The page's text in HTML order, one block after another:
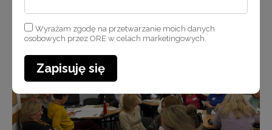
Wyrażam zgodę na przetwarzanie moich danych
osobowych przez ORE w celach marketingowych.
Zapisuję się